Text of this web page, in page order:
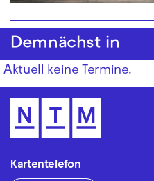
Demnächst in
Aktuell keine Termine.
Kartentelefon